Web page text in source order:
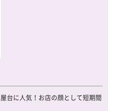
台に人気！お店の顔として短期間